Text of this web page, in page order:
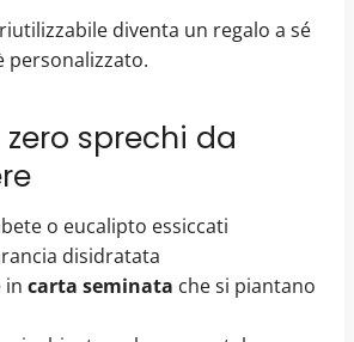
diventa un regalo a sé
personalizzato.
sprechi da
o eucalipto essiccati
disidratata
in carta seminata che si piantano